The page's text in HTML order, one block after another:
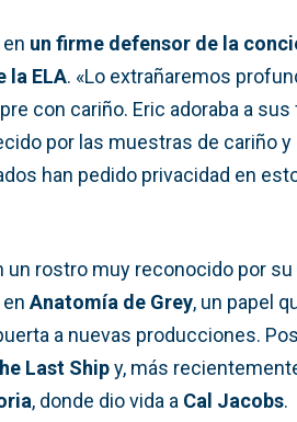
un firme defensor de la
la ELA. «Lo extrañaremos
con cariño. Eric adoraba a
por las muestras de cariño y
han pedido privacidad en
un rostro muy reconocido por
en Anatomía de Grey, un papel
a nuevas producciones.
Last Shipy, más
, donde dio vida a Cal Jacobs.